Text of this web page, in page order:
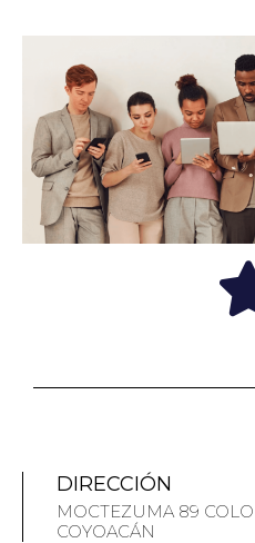
DIRECCIÓN
MOCTEZUMA 89
COYOACÁN